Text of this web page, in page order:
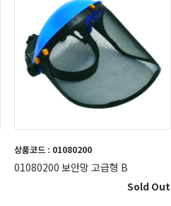
상품코드 : 01080200
01080200 보안망 고급형 B
Sold Out